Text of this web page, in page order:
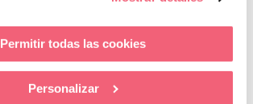
Permitir todas las cookies
Personalizar